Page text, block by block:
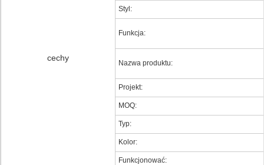
cechy
Styl:
Funkcja:
Nazwa produktu:
Projekt:
MOQ:
Typ:
Kolor:
Funkcjonować: